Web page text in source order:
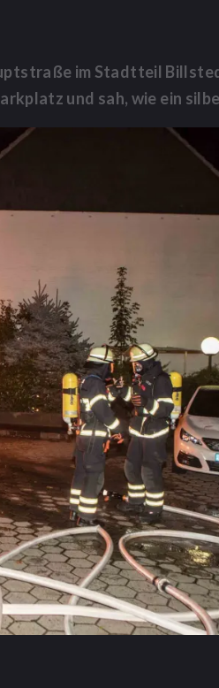
im Stadtteil
und sah, wie ein